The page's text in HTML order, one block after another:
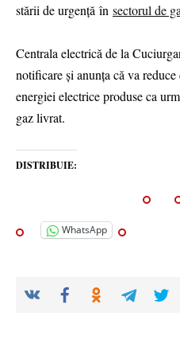
stării de urgență în sectorul de
Centrala electrică de la
notificare și anunța că va
energiei electrice produse ca
gaz livrat.
DISTRIBUIE:
WhatsApp